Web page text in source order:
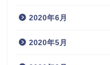
2020年6月
2020年5月